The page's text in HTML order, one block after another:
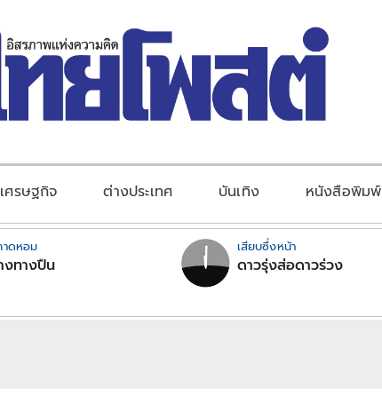
เศรษฐกิจ ต่างประเทศ บันเทิง หนังสือพิมพ์
ดหอม
งทางปืน
เสียบซึ่งหน้า
ดาวรุ่งส่อดาวร่วง